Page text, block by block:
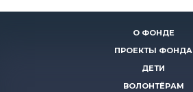
О ФОНДЕ
ПРОЕКТЫ ФОНДА
ДЕТИ
ВОЛОНТЁРАМ